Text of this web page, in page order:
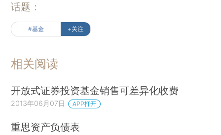
话题：
#基金 +关注
相关阅读
开放式证券投资基金销售可差异化收费
2013年06月07日 APP打开
重思资产负债表